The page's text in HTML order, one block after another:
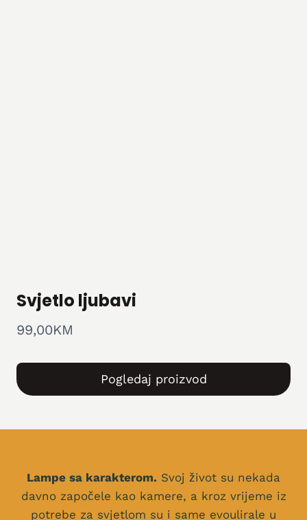
Svjetlo ljubavi
99,00KM
Pogledaj proizvod
Lampe sa karakterom. Svoj život su nekada
davno započele kao kamere, a kroz vrijeme iz
potrebe za svjetlom su i same evoulirale u